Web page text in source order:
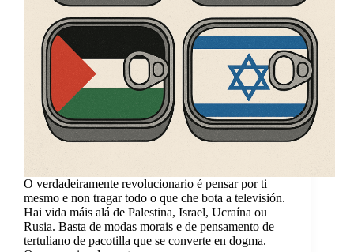
O verdadeiramente revolucionario é pensar por ti
mesmo e non tragar todo o que che bota a televisión.
Hai vida máis alá de Palestina, Israel, Ucraína ou
Rusia. Basta de modas morais e de pensamento de
tertuliano de pacotilla que se converte en dogma.